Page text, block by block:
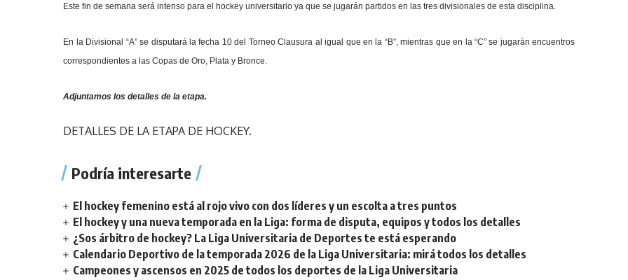
Este fin de semana será intenso para el hockey universitario ya que se jugarán partidos en las tres divisionales de esta disciplina.
En la Divisional “A” se disputará la fecha 10 del Torneo Clausura al igual que en la “B”, mientras que en la “C” se jugarán encuentros
correspondientes a las Copas de Oro, Plata y Bronce.
Adjuntamos los detalles de la etapa.
DETALLES DE LA ETAPA DE HOCKEY.
Podría interesarte
El hockey femenino está al rojo vivo con dos líderes y un escolta a tres puntos
El hockey y una nueva temporada en la Liga: forma de disputa, equipos y todos los detalles
¿Sos árbitro de hockey? La Liga Universitaria de Deportes te está esperando
Calendario Deportivo de la temporada 2026 de la Liga Universitaria: mirá todos los detalles
Campeones y ascensos en 2025 de todos los deportes de la Liga Universitaria